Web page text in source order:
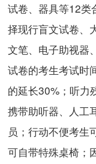
试卷、器具等12类
择现行盲文试卷、
文笔、电子助视器
试卷的考生考试时
的延长30%；听力
携带助听器、人工
员；行动不便考生
可自带特殊桌椅；